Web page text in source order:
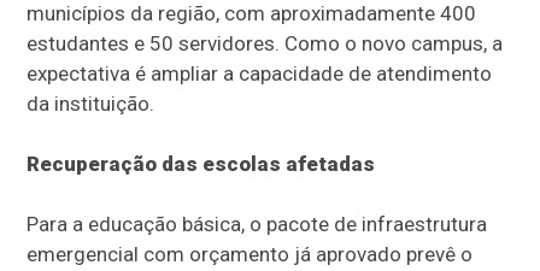
municípios da região, com aproximadamente 400
estudantes e 50 servidores. Como o novo campus, a
expectativa é ampliar a capacidade de atendimento
da instituição.
Recuperação das escolas afetadas
Para a educação básica, o pacote de infraestrutura
emergencial com orçamento já aprovado prevê o